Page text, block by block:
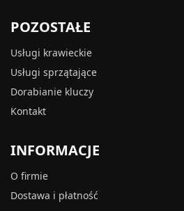
POZOSTAŁE
Usługi krawieckie
Usługi sprzątające
Dorabianie kluczy
Kontakt
INFORMACJE
O firmie
Dostawa i płatność